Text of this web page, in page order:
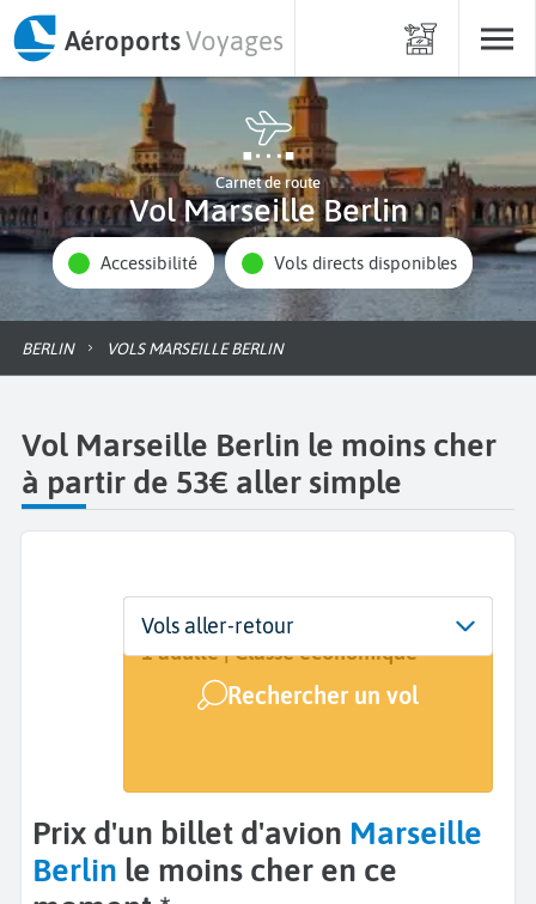
AéroportsVoyages
Carnet de route
Vol Marseille Berlin
Accessibilité Vols directs disponibles
BERLIN VOLS MARSEILLE BERLIN
Vol Marseille Berlin le moins cher
à partir de 53€ aller simple
Départ
Marseille (MRS)
Dates
17 sept. - 20 sept.
Voyageurs | Classe
1 adulte | Classe économique
Rechercher un vol
Vols aller-retour
Prix d'un billet d'avion Marseille
Berlin le moins cher en ce